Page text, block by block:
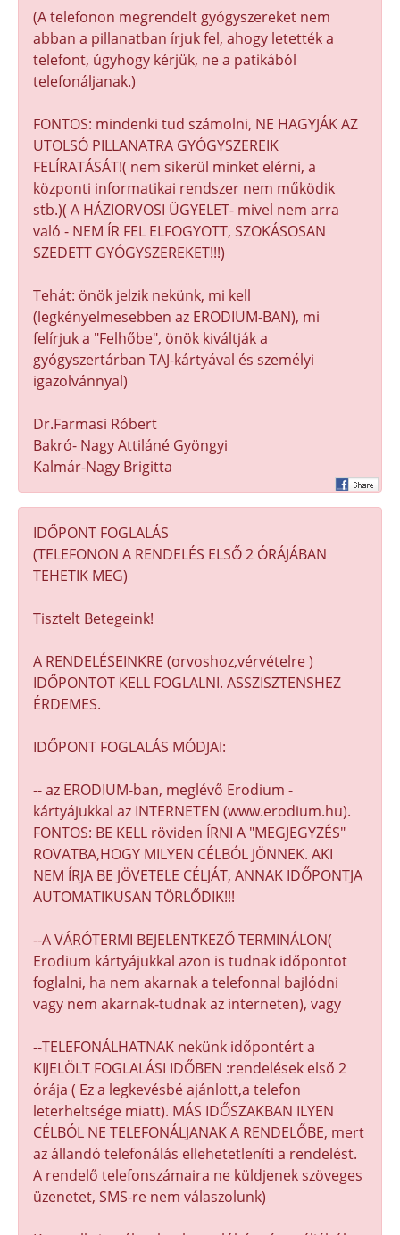
(A telefonon megrendelt gyógyszereket nem
abban a pillanatban írjuk fel, ahogy letették a
telefont, úgyhogy kérjük, ne a patikából
telefonáljanak.)
FONTOS: mindenki tud számolni, NE HAGYJÁK AZ
UTOLSÓ PILLANATRA GYÓGYSZEREIK
FELÍRATÁSÁT!( nem sikerül minket elérni, a
központi informatikai rendszer nem működik
stb.)( A HÁZIORVOSI ÜGYELET- mivel nem arra
való - NEM ÍR FEL ELFOGYOTT, SZOKÁSOSAN
SZEDETT GYÓGYSZEREKET!!!)
Tehát: önök jelzik nekünk, mi kell
(legkényelmesebben az ERODIUM-BAN), mi
felírjuk a "Felhőbe", önök kiváltják a
gyógyszertárban TAJ-kártyával és személyi
igazolvánnyal)
Dr.Farmasi Róbert
Bakró- Nagy Attiláné Gyöngyi
Kalmár-Nagy Brigitta
IDŐPONT FOGLALÁS
(TELEFONON A RENDELÉS ELSŐ 2 ÓRÁJÁBAN
TEHETIK MEG)
Tisztelt Betegeink!
A RENDELÉSEINKRE (orvoshoz,vérvételre )
IDŐPONTOT KELL FOGLALNI. ASSZISZTENSHEZ
ÉRDEMES.
IDŐPONT FOGLALÁS MÓDJAI:
-- az ERODIUM-ban, meglévő Erodium -
kártyájukkal az INTERNETEN (www.erodium.hu).
FONTOS: BE KELL röviden ÍRNI A "MEGJEGYZÉS"
ROVATBA,HOGY MILYEN CÉLBÓL JÖNNEK. AKI
NEM ÍRJA BE JÖVETELE CÉLJÁT, ANNAK IDŐPONTJA
AUTOMATIKUSAN TÖRLŐDIK!!!
--A VÁRÓTERMI BEJELENTKEZŐ TERMINÁLON(
Erodium kártyájukkal azon is tudnak időpontot
foglalni, ha nem akarnak a telefonnal bajlódni
vagy nem akarnak-tudnak az interneten), vagy
--TELEFONÁLHATNAK nekünk időpontért a
KIJELÖLT FOGLALÁSI IDŐBEN :rendelések első 2
órája ( Ez a legkevésbé ajánlott,a telefon
leterheltsége miatt). MÁS IDŐSZAKBAN ILYEN
CÉLBÓL NE TELEFONÁLJANAK A RENDELŐBE, mert
az állandó telefonálás ellehetetleníti a rendelést.
A rendelő telefonszámaira ne küldjenek szöveges
üzenetet, SMS-re nem válaszolunk)